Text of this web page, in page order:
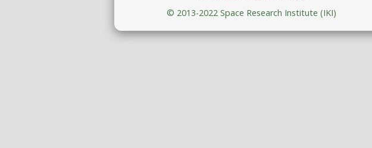
© 2013-2022 Space Research Institute (IKI)